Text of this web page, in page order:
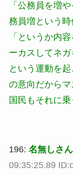
「公務員を増
務員増という時
「というか内
ーカスしてネガ
という運動を
の意向だからマ
国民もそれに
196: 名無しさ
09:35:25.89